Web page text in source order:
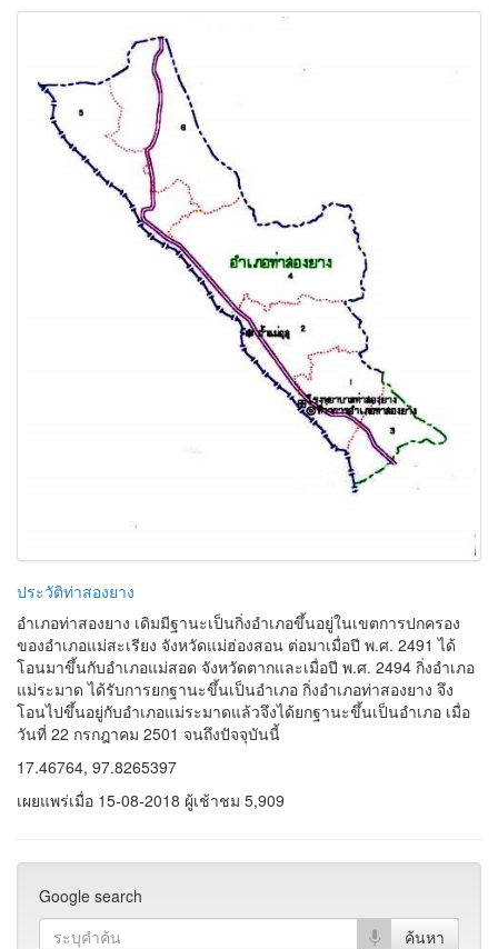
อำเภอท่าสองยาง เดิมมีฐานะเป็นกิ่งอำเภอขึ้นอยู่ในเขตการปกครอง
ของอำเภอแม่สะเรียง จังหวัดแม่ฮ่องสอน ต่อมาเมื่อปี พ.ศ. 2491 ได้
โอนมาขึ้นกับอำเภอแม่สอด จังหวัดตากและเมื่อปี พ.ศ. 2494 กิ่งอำเภอ
แม่ระมาด ได้รับการยกฐานะขึ้นเป็นอำเภอ กิ่งอำเภอท่าสองยาง จึง
โอนไปขึ้นอยู่กับอำเภอแม่ระมาดแล้วจึงได้ยกฐานะขึ้นเป็นอำเภอ เมื่อ
วันที่ 22 กรกฎาคม 2501 จนถึงปัจจุบันนี้
17.46764, 97.8265397
เผยแพร่เมื่อ 15-08-2018 ผู้เช้าชม 5,909